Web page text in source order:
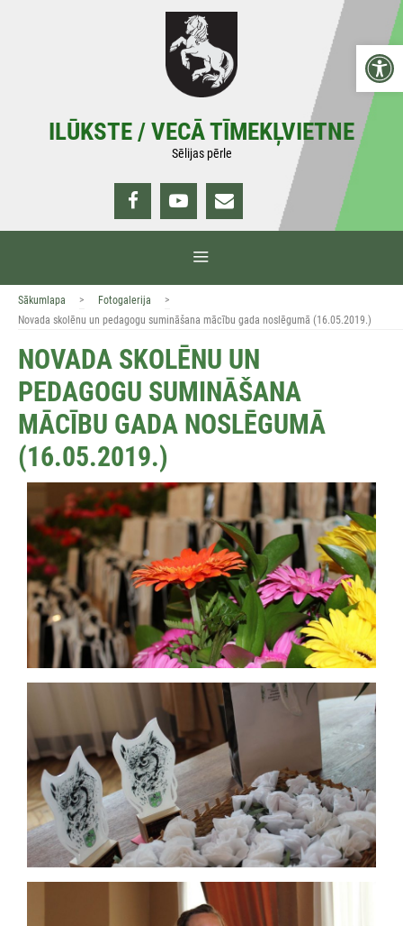
ILŪKSTE / VECĀ TĪMEKĻVIETNE
Sēlijas pērle
Sākumlapa > Fotogalerija
>
Novada skolēnu un pedagogu sumināšana mācību gada noslēgumā (16.05.2019.)
NOVADA SKOLĒNU UN
PEDAGOGU SUMINĀŠANA
MĀCĪBU GADA NOSLĒGUMĀ
(16.05.2019.)